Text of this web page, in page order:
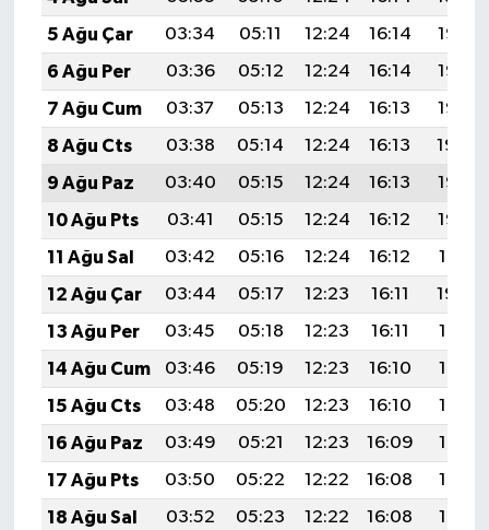
5 Ağu Çar
03:34 05:11 12:24 16:14
19:28
6 Ağu Per
03:36 05:12 12:24 16:14
19:27
7 Ağu Cum
03:37 05:13 12:24 16:13
19:26
8 Ağu Cts
03:38 05:14 12:24 16:13
19:24
9 Ağu Paz
03:40 05:15 12:24 16:13
19:23
10 Ağu Pts
03:41 05:15 12:24 16:12
19:22
11 Ağu Sal
03:42 05:16 12:24 16:12
19:21
12 Ağu Çar
03:44 05:17 12:23 16:11
19:20
13 Ağu Per
03:45 05:18 12:23 16:11
19:18
14 Ağu Cum
03:46 05:19 12:23 16:10
19:17
15 Ağu Cts
03:48 05:20 12:23 16:10
19:16
16 Ağu Paz
03:49 05:21 12:23 16:09
19:15
17 Ağu Pts
03:50 05:22 12:22 16:08
19:13
18 Ağu Sal
03:52 05:23 12:22 16:08
19:12